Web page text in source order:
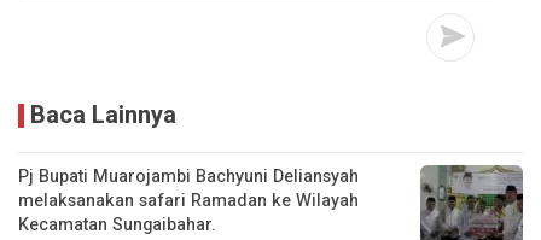
Baca Lainnya
Pj Bupati Muarojambi Bachyuni Deliansyah
melaksanakan safari Ramadan ke Wilayah
Kecamatan Sungaibahar.